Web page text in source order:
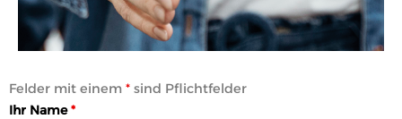
Felder mit einem * sind Pflichtfelder
Ihr Name*